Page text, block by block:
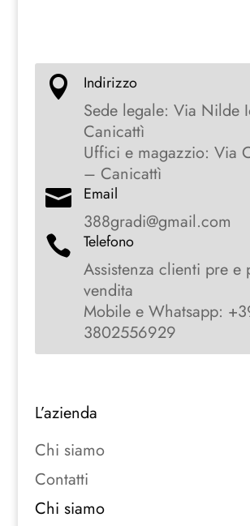
 Indirizzo
Sede legale: Via Nilde
Canicattì
Uffici e magazzio: Via
– Canicattì
 Email
388gradi@gmail.com
 Telefono
Assistenza clienti pre e
vendita
Mobile e Whatsapp:
3802556929
L’azienda
Chi siamo
Contatti
Chi siamo